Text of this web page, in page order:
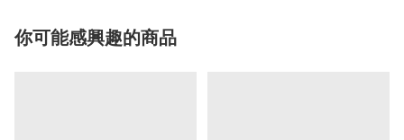
你可能感興趣的商品